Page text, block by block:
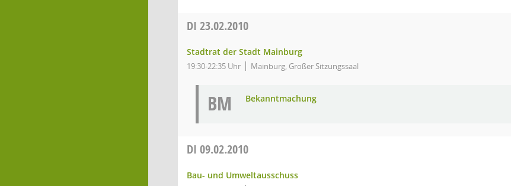
DI 23.02.2010
Stadtrat der Stadt Mainburg
19:30-22:35 Uhr Mainburg, Großer Sitzungssaal
BM Bekanntmachung
DI 09.02.2010
Bau- und Umweltausschuss